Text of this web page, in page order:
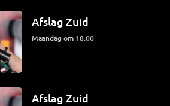
Afslag Zuid
maandag om 18:00
Afslag Zuid